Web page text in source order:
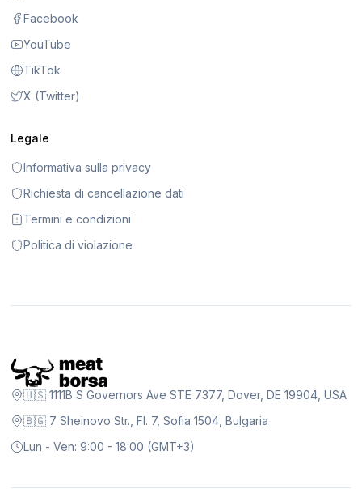
Facebook
YouTube
TikTok
X (Twitter)
Legale
Informativa sulla privacy
Richiesta di cancellazione dati
Termini e condizioni
Politica di violazione
🇺🇸 1111B S Governors Ave STE 7377, Dover, DE 19904, USA
🇧🇬 7 Sheinovo Str., Fl. 7, Sofia 1504, Bulgaria
Lun - Ven: 9:00 - 18:00 (GMT+3)